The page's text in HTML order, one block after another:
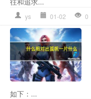
ys 01-02 0
如下：...